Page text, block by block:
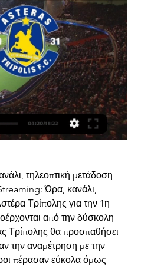
τηλεοπτική μετάδοση
Ώρα, κανάλι,
Τρίπολης για την 1η
από την δύσκολη
Τρίπολης θα προσπαθήσει
την αναμέτρηση με την
πέρασαν εύκολα όμως